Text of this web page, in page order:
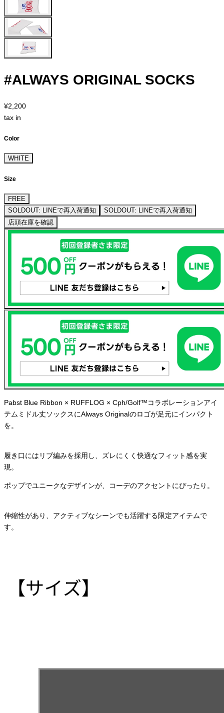
#ALWAYS ORIGINAL SOCKS
¥2,200
tax in
Color
WHITE
Size
FREE
SOLDOUT: LINEで再入荷通知
SOLDOUT: LINEで再入荷通知
店頭在庫を確認
Pabst Blue Ribbon × RUFFLOG × Cph/Golf™コラボレーションアイ
テム ミドル丈ソックスにAlways Originalのロゴが足元にインパクト
を。
履き口にはリブ編みを採用し、ズレにくく快適なフィット感を実
現。
ポップでユニークなデザインが、コーデのアクセントにぴったり。
伸縮性があり、アクティブなシーンでも活躍する限定アイテムで
す。